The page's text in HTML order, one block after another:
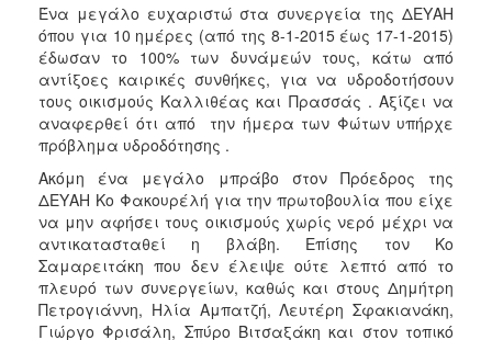
2020
2019
2018
2017
2016
2015
2013
2012
2011
2010
Ένα μεγάλο ευχαριστώ στα συνεργεία της ΔΕΥΑΗ
όπου για 10 ημέρες (από της 8-1-2015 έως 17-1-2015)
έδωσαν το 100% των δυνάμεών τους, κάτω από
αντίξοες καιρικές συνθήκες, για να υδροδοτήσουν
τους οικισμούς Καλλιθέας και Πρασσάς . Αξίζει να
αναφερθεί ότι από την ήμερα των Φώτων υπήρχε
πρόβλημα υδροδότησης .
Ακόμη ένα μεγάλο μπράβο στον Πρόεδρος της
ΔΕΥΑΗ Κο Φακουρέλή για την πρωτοβουλία που είχε
να μην αφήσει τους οικισμούς χωρίς νερό μέχρι να
αντικατασταθεί η βλάβη. Επίσης τον Κο
Σαμαρειτάκη που δεν έλειψε ούτε λεπτό από το
πλευρό των συνεργείων, καθώς και στους Δημήτρη
Πετρογιάννη, Ηλία Αμπατζή, Λευτέρη Σφακιανάκη,
Γιώργο Φρισάλη, Σπύρο Βιτσαξάκη και στον τοπικό